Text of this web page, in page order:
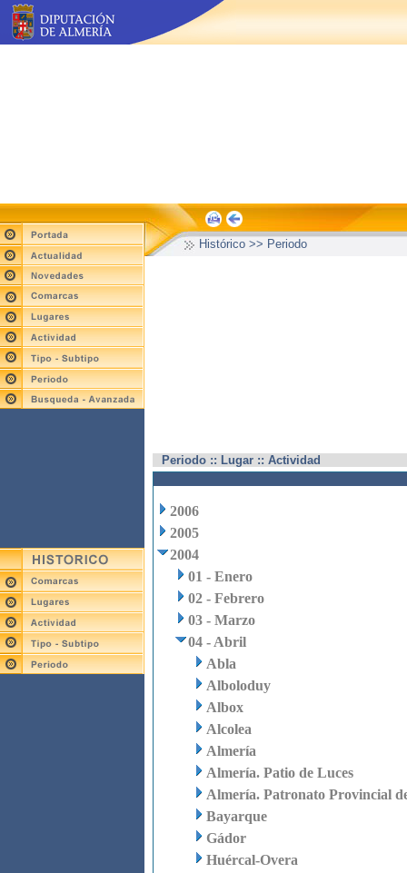
Histórico >> Periodo
Periodo :: Lugar :: Actividad
2006
2005
2004
01 - Enero
02 - Febrero
03 - Marzo
04 - Abril
Abla
Alboloduy
Albox
Alcolea
Almería
Almería. Patio de Luces
Almería. Patronato Provincial
Bayarque
Gádor
Huércal-Overa